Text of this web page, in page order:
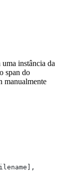
uma instância da
span do
manualmente
],